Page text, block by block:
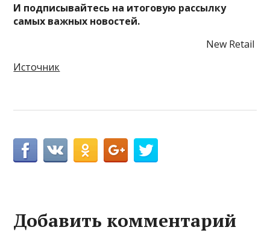
И подписывайтесь на итоговую рассылку
самых важных новостей.
New Retail
Источник
Добавить комментарий